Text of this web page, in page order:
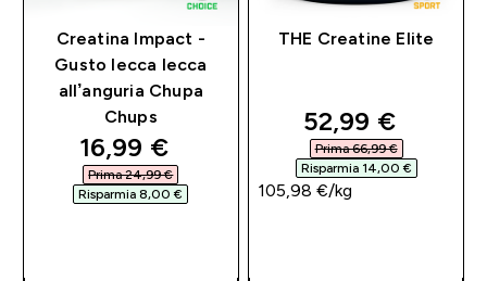
Creatina Impact -
Gusto lecca lecca
all’anguria Chupa
Chups
discounted price
16,99 €‎
Prima 24,99 €‎
Risparmia 8,00 €‎
THE Creatine Elite
discounted
52,99 €‎
Prima 66,99 €‎
Risparmia 14,00 €‎
105,98 €‎/kg